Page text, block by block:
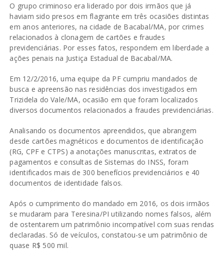
O grupo criminoso era liderado por dois irmãos que já
haviam sido presos em flagrante em três ocasiões distintas
em anos anteriores, na cidade de Bacabal/MA, por crimes
relacionados à clonagem de cartões e fraudes
previdenciárias. Por esses fatos, respondem em liberdade a
ações penais na Justiça Estadual de Bacabal/MA.
Em 12/2/2016, uma equipe da PF cumpriu mandados de
busca e apreensão nas residências dos investigados em
Trizidela do Vale/MA, ocasião em que foram localizados
diversos documentos relacionados a fraudes previdenciárias.
Analisando os documentos apreendidos, que abrangem
desde cartões magnéticos e documentos de identificação
(RG, CPF e CTPS) a anotações manuscritas, extratos de
pagamentos e consultas de Sistemas do INSS, foram
identificados mais de 300 benefícios previdenciários e 40
documentos de identidade falsos.
Após o cumprimento do mandado em 2016, os dois irmãos
se mudaram para Teresina/PI utilizando nomes falsos, além
de ostentarem um patrimônio incompatível com suas rendas
declaradas. Só de veículos, constatou-se um patrimônio de
quase R$ 500 mil.